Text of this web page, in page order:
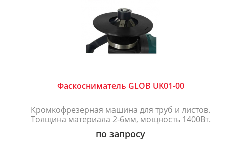
Фаскосниматель GLOB UK01-00
Кромкофрезерная машина для труб и листов.
Толщина материала 2-6мм, мощность 1400Вт.
по запросу